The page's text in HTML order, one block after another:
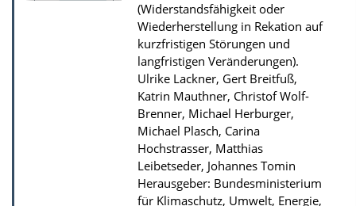
(Widerstandsfähigkeit oder
Wiederherstellung in Rekation auf
kurzfristigen Störungen und
langfristigen Veränderungen).
Ulrike Lackner, Gert Breitfuß,
Katrin Mauthner, Christof Wolf-
Brenner, Michael Herburger,
Michael Plasch, Carina
Hochstrasser, Matthias
Leibetseder, Johannes Tomin
Herausgeber: Bundesministerium
für Klimaschutz, Umwelt, Energie,